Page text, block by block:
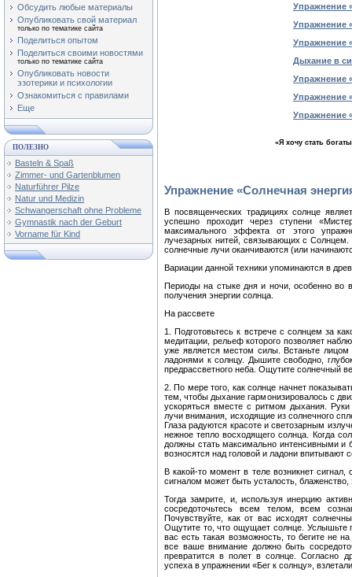
Обсудить любые материалы
Опубликовать свой материал
только по тематике сайта
Поделиться опытом
Поделиться своими новостями
только по тематике сайта
Опубликовать новости
эзотерики и психологии
Ознакомиться с правилами
Еще
ПОЛЕЗНО
Basteln & Spaß
Zimmer- und Gartenblumen
Naturführer Pilze
Natur und Medizin
Schwangerschaft ohne Probleme
Gymnastik nach der Geburt
Vorname für Kind
Упражнение
Упражнение
Упражнение
Дыхание в
Упражнение
Упражнение
Упражнение
«Я хочу стать
Упражнение «Солнечная
В посвященческих традициях солнце
успешно проходит через ступени
максимального эффекта от этого
лучезарных нитей, связывающих с Солнцем.
солнечные лучи оканчиваются (или
Вариации данной техники упоминаются в
Периоды на стыке дня и ночи, особенно во
получения энергии солнца.
На рассвете
1. Подготовьтесь к встрече с солнцем за
медитации, рельеф которого позволяет
уже является местом силы. Встаньте
ладонями к солнцу. Дышите свободно,
предрассветного неба. Ощутите солнечный
2. По мере того, как солнце начнет
тем, чтобы дыхание гармонизировалось с
ускоряться вместе с ритмом дыхания.
лучи внимания, исходящие из солнечного
Глаза радуются красоте и светозарным
нежное тепло восходящего солнца. Когда
должны стать максимально интенсивными и
возносятся над головой и ладони впитывают
В какой-то момент в теле возникнет
сигналом может быть усталость,
Тогда замрите, и, используя инерцию
сосредоточьтесь всем телом, всем
Почувствуйте, как от вас исходят
Ощутите то, что ощущает солнце. Услышьте
вас есть такая возможность, то бегите не
все ваше внимание должно быть
превратится в полет в солнце. Согласно
успеха в упражнении «Бег к солнцу»,